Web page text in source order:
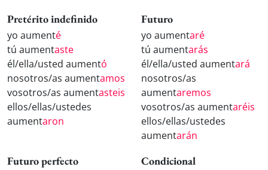
Pretérito indefinido
yo aumenté
tú aumentaste
él/ella/usted aumentó
nosotros/as aumentamos
vosotros/as aumentasteis
ellos/ellas/ustedes
aumentaron
Futuro
yo aumentaré
tú aumentarás
él/ella/usted aumentará
nosotros/as
aumentaremos
vosotros/as aumentaréis
ellos/ellas/ustedes
aumentarán
Futuro perfecto Condicional